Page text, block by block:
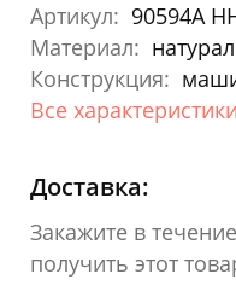
Артикул: 90594A
Материал:
Конструкция:
Все характеристики
Доставка:
Закажите в течение
получить этот